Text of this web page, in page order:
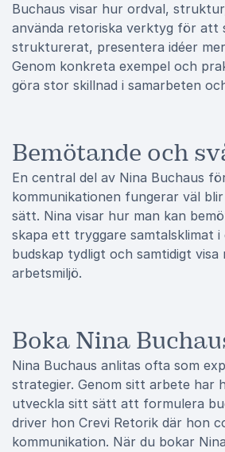
Buchaus visar hur ordval,
använda retoriska verktyg för att
strukturerat, presentera idéer
Genom konkreta exempel och
göra stor skillnad i samarbeten
Bemötande och
En central del av Nina Buchaus
kommunikationen fungerar väl
sätt. Nina visar hur man kan
skapa ett tryggare samtalsklimat
budskap tydligt och samtidigt
arbetsmiljö.
Boka Nina
Nina Buchaus anlitas ofta som
strategier. Genom sitt arbete har
utveckla sitt sätt att formulera
driver hon Crevi Retorik där hon
kommunikation. När du bokar